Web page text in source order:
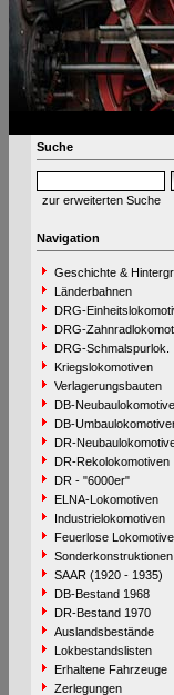
Suche
zur erweiterten Suche
Navigation
Geschichte &
Länderbahnen
DRG-
DRG-
DRG-Schmalspurlok.
Kriegslokomotiven
Verlagerungsbauten
DB-
DB-
DR-
DR-Rekolokomotiven
DR - "6000er"
ELNA-Lokomotiven
Industrielokomotiven
Feuerlose
Sonderkonstruktionen
SAAR (1920 - 1935)
DB-Bestand 1968
DR-Bestand 1970
Auslandsbestände
Lokbestandslisten
Erhaltene Fahrzeuge
Zerlegungen